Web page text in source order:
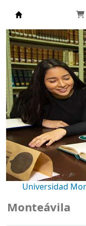
Biblioteca
Universidad